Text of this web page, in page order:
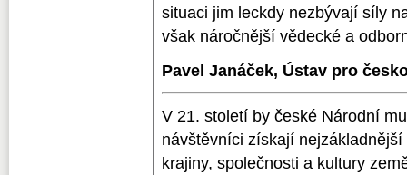
situaci jim leckdy nezbývají síly
však náročnější vědecké a
Pavel Janáček, Ústav pro
V 21. století by české Národní
návštěvníci získají
krajiny, společnosti a kultury